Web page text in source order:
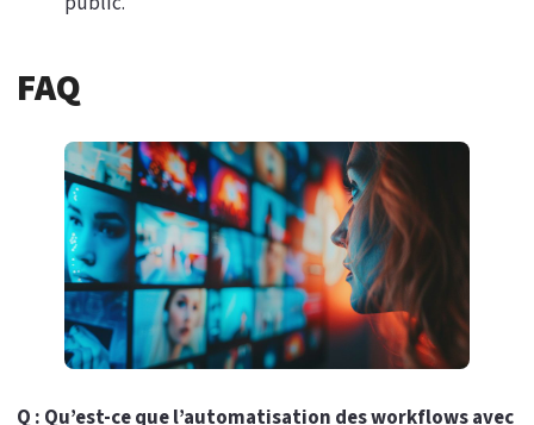
FAQ
Q : Qu’est-ce que l’automatisation des workflows avec